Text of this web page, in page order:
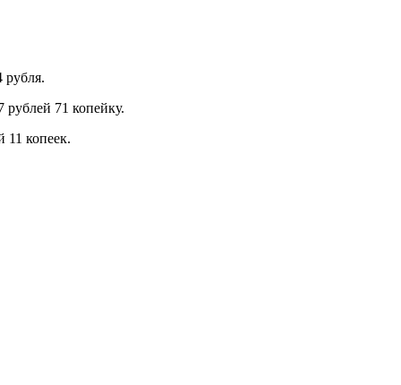
рубля.
рублей 71 копейку.
11 копеек.